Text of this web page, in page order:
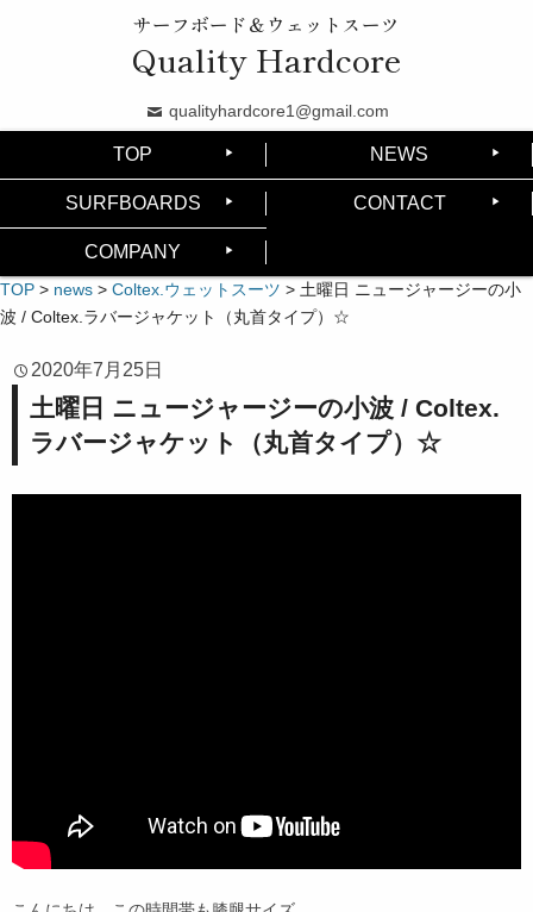
サーフボード＆ウェットスーツ
Quality Hardcore
qualityhardcore1@gmail.com
TOP NEWS
SURFBOARDS CONTACT
COMPANY
TOP > news > Coltex.ウェットスーツ > 土曜日 ニュージャージーの小
波 / Coltex.ラバージャケット（丸首タイプ）☆
2020年7月25日
土曜日 ニュージャージーの小波 / Coltex.
ラバージャケット（丸首タイプ）☆